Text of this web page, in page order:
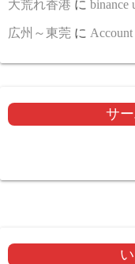
大荒れ香港 に binance
広州～東莞 に Account
サ